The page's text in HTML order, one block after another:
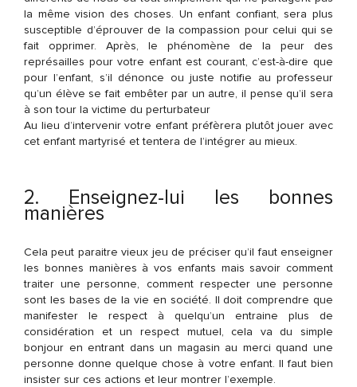
la même vision des choses. Un enfant confiant, sera plus
susceptible d’éprouver de la compassion pour celui qui se
fait opprimer. Après, le phénomène de la peur des
représailles pour votre enfant est courant, c’est-à-dire que
pour l’enfant, s’il dénonce ou juste notifie au professeur
qu’un élève se fait embêter par un autre, il pense qu’il sera
à son tour la victime du perturbateur
Au lieu d’intervenir votre enfant préfèrera plutôt jouer avec
cet enfant martyrisé et tentera de l’intégrer au mieux.
2. Enseignez-lui les bonnes
manières
Cela peut paraitre vieux jeu de préciser qu’il faut enseigner
les bonnes manières à vos enfants mais savoir comment
traiter une personne, comment respecter une personne
sont les bases de la vie en société. Il doit comprendre que
manifester le respect à quelqu’un entraine plus de
considération et un respect mutuel, cela va du simple
bonjour en entrant dans un magasin au merci quand une
personne donne quelque chose à votre enfant. Il faut bien
insister sur ces actions et leur montrer l’exemple.